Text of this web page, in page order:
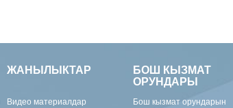
ЖАНЫЛЫКТАР
Видео материалдар
БОШ КЫЗМАТ
ОРУНДАРЫ
Бош кызмат орундарын